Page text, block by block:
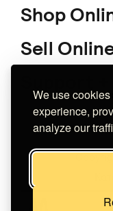
We use
experience,
analyze our
Shop
Sell